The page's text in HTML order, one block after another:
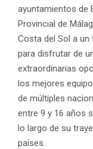
ayuntamientos de
Provincial de
Costa del Sol a
para disfrutar de
extraordinarias
los mejores
de múltiples
entre 9 y 16 años
lo largo de su
países.